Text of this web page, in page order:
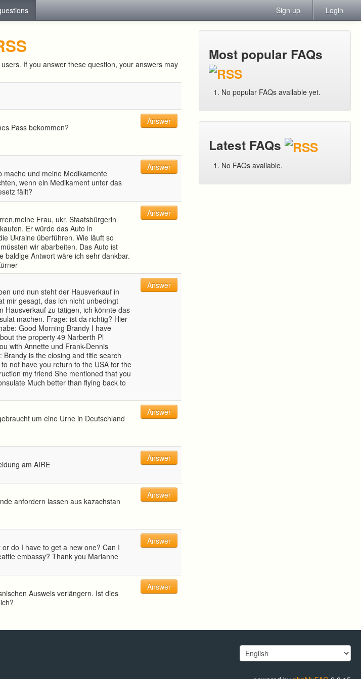
Sign up Login
If you answer these question, your answers may
Pass bekommen?
Answer
mache und meine Medikamente
wenn ein Medikament unter das
fällt?
Answer
Frau, ukr. Staatsbürgerin
Er würde das Auto in
Ukraine überführen. Wie läuft so
wir abarbeiten. Das Auto ist
baldige Antwort wäre ich sehr dankbar.
Answer
und nun steht der Hausverkauf in
mir gesagt, das ich nicht unbedingt
Hausverkauf zu tätigen, ich könnte das
machen. Frage: ist da richtig? Hier
Good Morning Brandy I have
the property 49 Narberth Pl
with Annette und Frank-Dennis
is the closing and title search
not have you return to the USA for the
my friend She mentioned that you
Much better than flying back to
Answer
um eine Urne in Deutschland
Answer
am AIRE
Answer
anfordern lassen aus kazachstan
Answer
do I have to get a new one? Can I
embassy? Thank you Marianne
Answer
Ausweis verlängern. Ist dies
Answer
Most popular FAQs
No popular FAQs available yet.
Latest FAQs
No FAQs available.